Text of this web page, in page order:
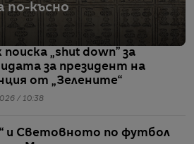
по-късно
поиска „shut down” за
за президент на
от „Зелените“
/ 10:38
и Световното по футбол